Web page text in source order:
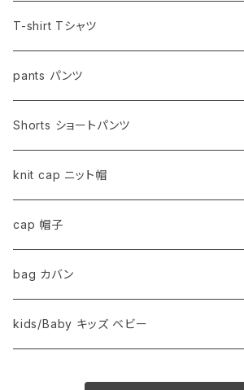
T-shirt Tシャツ
pants パンツ
Shorts ショートパンツ
knit cap ニット帽
cap 帽子
bag カバン
kids/Baby キッズ ベビー